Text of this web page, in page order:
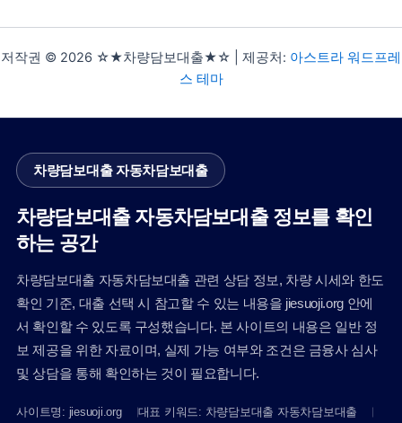
저작권 © 2026 ☆★차량담보대출★☆ | 제공처: 아스트라 워드프레
스 테마
차량담보대출 자동차담보대출
차량담보대출 자동차담보대출 정보를 확인
하는 공간
차량담보대출 자동차담보대출 관련 상담 정보, 차량 시세와 한도
확인 기준, 대출 선택 시 참고할 수 있는 내용을 jiesuoji.org 안에
서 확인할 수 있도록 구성했습니다. 본 사이트의 내용은 일반 정
보 제공을 위한 자료이며, 실제 가능 여부와 조건은 금융사 심사
및 상담을 통해 확인하는 것이 필요합니다.
사이트명: jiesuoji.org 대표 키워드: 차량담보대출 자동차담보대출